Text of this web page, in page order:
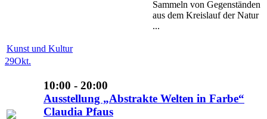
Sammeln von Gegenständen
aus dem Kreislauf der Natur
...
Kunst und Kultur
29Okt.
10:00 - 20:00
Ausstellung „Abstrakte Welten in Farbe“
Claudia Pfaus